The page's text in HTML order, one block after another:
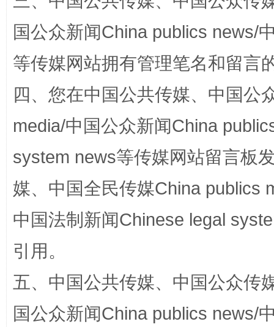
站台名比不上好声名
国公众新闻China publics news/
等传媒网站拥有管理笔名和留言
四、您在中国公共传媒、中国公
media/中国公众新闻China
system news等传媒网站留言板
媒、中国全民传媒China publics
中国法制新闻Chinese legal
引用。
五、中国公共传媒、中国公众传
国公众新闻China publics news/